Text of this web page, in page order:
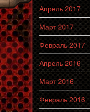
Апрель 2017
Март 2017
Февраль 2017
Апрель 2016
Март 2016
Февраль 2016